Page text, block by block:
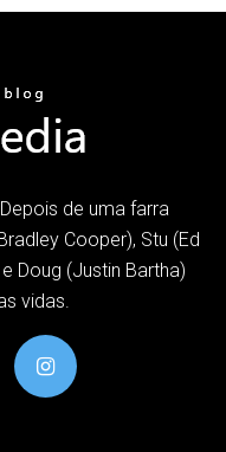
de uma farra
Cooper), Stu (Ed
Doug (Justin Bartha)
vidas.